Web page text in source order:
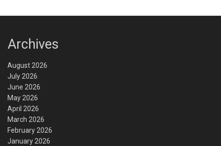
Archives
August 2026
July 2026
June 2026
May 2026
April 2026
March 2026
February 2026
January 2026